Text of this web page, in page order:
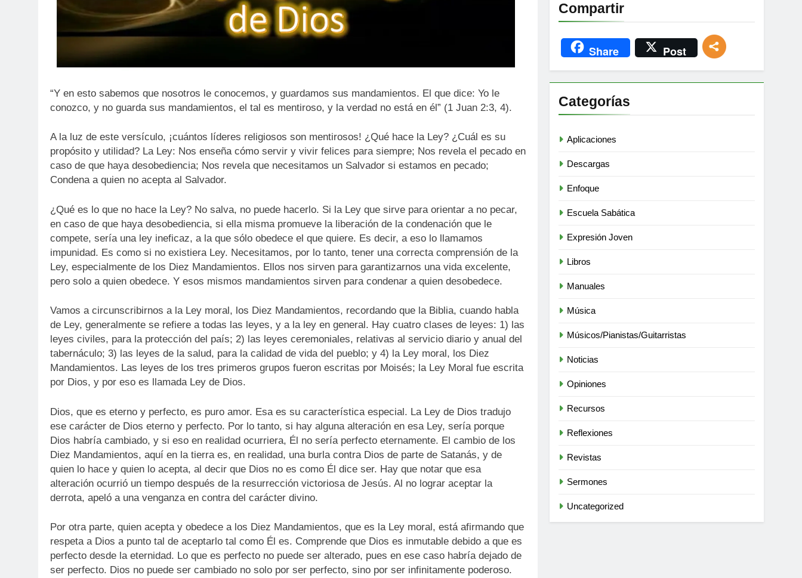
“Y en esto sabemos que nosotros le conocemos, y guardamos sus mandamientos. El que dice: Yo le
conozco, y no guarda sus mandamientos, el tal es mentiroso, y la verdad no está en él” (1 Juan 2:3, 4).
A la luz de este versículo, ¡cuántos líderes religiosos son mentirosos! ¿Qué hace la Ley? ¿Cuál es su
propósito y utilidad? La Ley: Nos enseña cómo servir y vivir felices para siempre; Nos revela el pecado en
caso de que haya desobediencia; Nos revela que necesitamos un Salvador si estamos en pecado;
Condena a quien no acepta al Salvador.
¿Qué es lo que no hace la Ley? No salva, no puede hacerlo. Si la Ley que sirve para orientar a no pecar,
en caso de que haya desobediencia, si ella misma promueve la liberación de la condenación que le
compete, sería una ley ineficaz, a la que sólo obedece el que quiere. Es decir, a eso lo llamamos
impunidad. Es como si no existiera Ley. Necesitamos, por lo tanto, tener una correcta comprensión de la
Ley, especialmente de los Diez Mandamientos. Ellos nos sirven para garantizarnos una vida excelente,
pero solo a quien obedece. Y esos mismos mandamientos sirven para condenar a quien desobedece.
Vamos a circunscribirnos a la Ley moral, los Diez Mandamientos, recordando que la Biblia, cuando habla
de Ley, generalmente se refiere a todas las leyes, y a la ley en general. Hay cuatro clases de leyes: 1) las
leyes civiles, para la protección del país; 2) las leyes ceremoniales, relativas al servicio diario y anual del
tabernáculo; 3) las leyes de la salud, para la calidad de vida del pueblo; y 4) la Ley moral, los Diez
Mandamientos. Las leyes de los tres primeros grupos fueron escritas por Moisés; la Ley Moral fue escrita
por Dios, y por eso es llamada Ley de Dios.
Dios, que es eterno y perfecto, es puro amor. Esa es su característica especial. La Ley de Dios tradujo
ese carácter de Dios eterno y perfecto. Por lo tanto, si hay alguna alteración en esa Ley, sería porque
Dios habría cambiado, y si eso en realidad ocurriera, Él no sería perfecto eternamente. El cambio de los
Diez Mandamientos, aquí en la tierra es, en realidad, una burla contra Dios de parte de Satanás, y de
quien lo hace y quien lo acepta, al decir que Dios no es como Él dice ser. Hay que notar que esa
alteración ocurrió un tiempo después de la resurrección victoriosa de Jesús. Al no lograr aceptar la
derrota, apeló a una venganza en contra del carácter divino.
Por otra parte, quien acepta y obedece a los Diez Mandamientos, que es la Ley moral, está afirmando que
respeta a Dios a punto tal de aceptarlo tal como Él es. Comprende que Dios es inmutable debido a que es
perfecto desde la eternidad. Lo que es perfecto no puede ser alterado, pues en ese caso habría dejado de
ser perfecto. Dios no puede ser cambiado no solo por ser perfecto, sino por ser infinitamente poderoso.
Compartir
Share Post
Categorías
Aplicaciones
Descargas
Enfoque
Escuela Sabática
Expresión Joven
Libros
Manuales
Música
Músicos/Pianistas/Guitarristas
Noticias
Opiniones
Recursos
Reflexiones
Revistas
Sermones
Uncategorized